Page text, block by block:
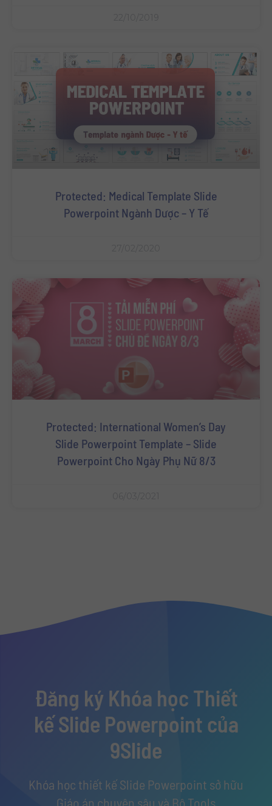
Protected: Medical Template Slide
Powerpoint Ngành Dược – Y Tế
Protected: International Women’s Day
Slide Powerpoint Template – Slide
Powerpoint Cho Ngày Phụ Nữ 8/3
Đăng ký Khóa học Thiết
kế Slide Powerpoint của
9Slide
Khóa học thiết kế Slide Powerpoint sở hữu
Giáo án chuyên sâu và Bộ Tools